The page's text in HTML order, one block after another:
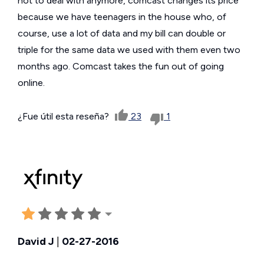
because we have teenagers in the house who, of
course, use a lot of data and my bill can double or
triple for the same data we used with them even two
months ago. Comcast takes the fun out of going
online.
¿Fue útil esta reseña? 23 1
David J 02-27-2016